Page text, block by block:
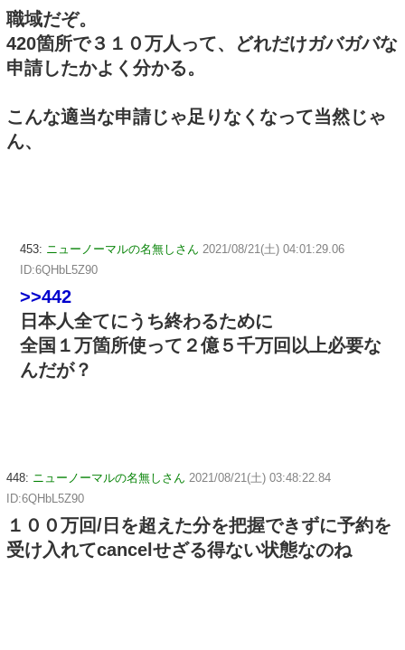
職域だぞ。
420箇所で３１０万人って、どれだけガバガバな
申請したかよく分かる。
こんな適当な申請じゃ足りなくなって当然じゃ
ん、
453: ニューノーマルの名無しさん 2021/08/21(土) 04:01:29.06
ID:6QHbL5Z90
>>442
日本人全てにうち終わるために
全国１万箇所使って２億５千万回以上必要な
んだが？
448: ニューノーマルの名無しさん 2021/08/21(土) 03:48:22.84
ID:6QHbL5Z90
１００万回/日を超えた分を把握できずに予約を
受け入れてcancelせざる得ない状態なのね